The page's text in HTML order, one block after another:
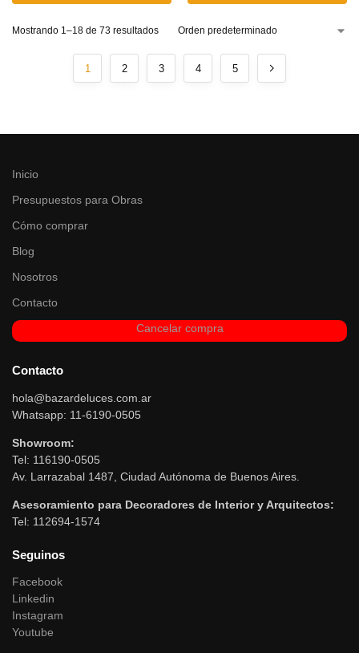
Mostrando 1–18 de 73 resultados
1 2 3 4 5
Inicio
Presupuestos para Obras
Cómo comprar
Blog
Nosotros
Contacto
Cancelar compra
Contacto
hola@bazardeluces.com.ar
Whatsapp: 11-6190-0505
Showroom:
Tel: 116190-0505
Av. Larrazabal 1487, Ciudad Autónoma de Buenos Aires.
Asesoramiento para Decoradores de Interior y Arquitectos:
Tel: 112694-1574
Seguinos
Facebook
Linkedin
Instagram
Youtube